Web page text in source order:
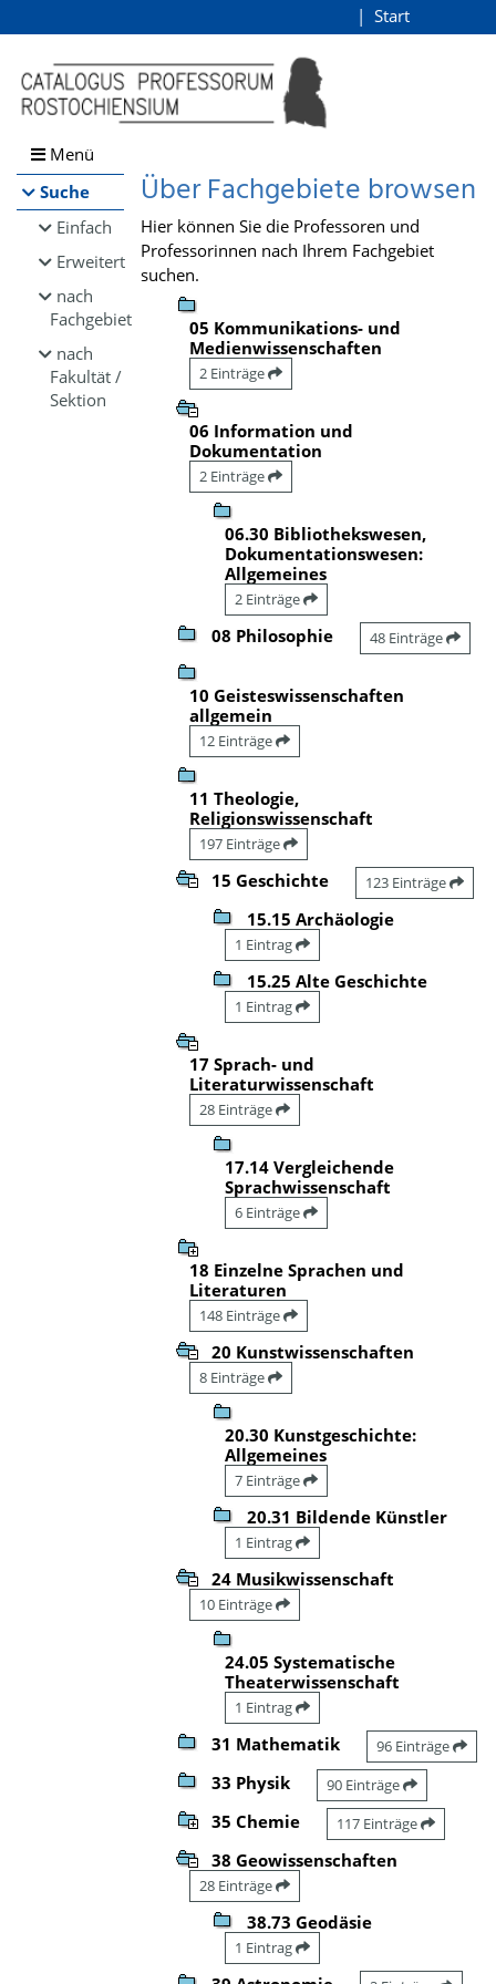
Browsen
direkt zum Inhalt
Start
Menü
Suche
Einfach
Erweitert
nach
Fachgebiet
nach
Fakultät /
Sektion
Über Fachgebiete browsen
Hier können Sie die Professoren und
Professorinnen nach Ihrem Fachgebiet
suchen.
05 Kommunikations- und
Medienwissenschaften
2 Einträge
06 Information und
Dokumentation
2 Einträge
06.30 Bibliothekswesen,
Dokumentationswesen:
Allgemeines
2 Einträge
08 Philosophie 48 Einträge
10 Geisteswissenschaften
allgemein
12 Einträge
11 Theologie,
Religionswissenschaft
197 Einträge
15 Geschichte 123 Einträge
15.15 Archäologie
1 Eintrag
15.25 Alte Geschichte
1 Eintrag
17 Sprach- und
Literaturwissenschaft
28 Einträge
17.14 Vergleichende
Sprachwissenschaft
6 Einträge
18 Einzelne Sprachen und
Literaturen
148 Einträge
20 Kunstwissenschaften
8 Einträge
20.30 Kunstgeschichte:
Allgemeines
7 Einträge
20.31 Bildende Künstler
1 Eintrag
24 Musikwissenschaft
10 Einträge
24.05 Systematische
Theaterwissenschaft
1 Eintrag
31 Mathematik 96 Einträge
33 Physik 90 Einträge
35 Chemie 117 Einträge
38 Geowissenschaften
28 Einträge
38.73 Geodäsie
1 Eintrag